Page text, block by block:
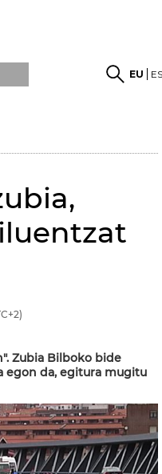
EU
Zubia Bilboko bide
egon da, egitura mugitu